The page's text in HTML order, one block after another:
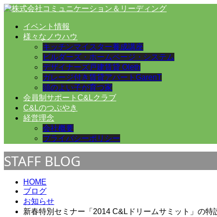
イベント情報
様々なノウハウ
キッチンマイスター養成講座
ビルダーズ・ホームページ・システム
デザイナーズ戸建賃貸 Oleth
ガレージ付き賃貸アパートGarenT
頭のよい子が育つ家
会員制サポートC&Lクラブ
C&Lのつぶやき
経営理念
会社概要
プライバシーポリシー
STAFF BLOG
HOME
ブログ
お知らせ
新春特別セミナー「2014 C&Lドリームサミット」の特